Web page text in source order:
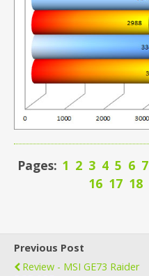
Pages: 1 2 3 4 5 6 7
16 17 18
Previous Post
Review - MSI GE73 Raider